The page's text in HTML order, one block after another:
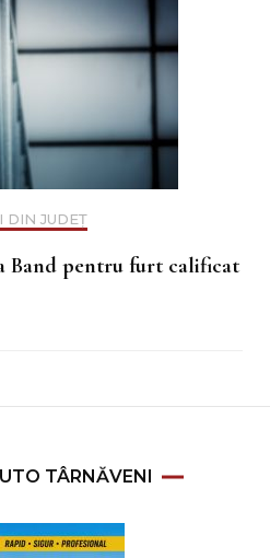
DIN JUDEȚ
Band pentru furt calificat
TÂRNĂVENI